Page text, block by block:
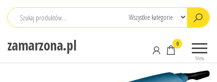
Przejdź
zamarzona.pl
Menu
0